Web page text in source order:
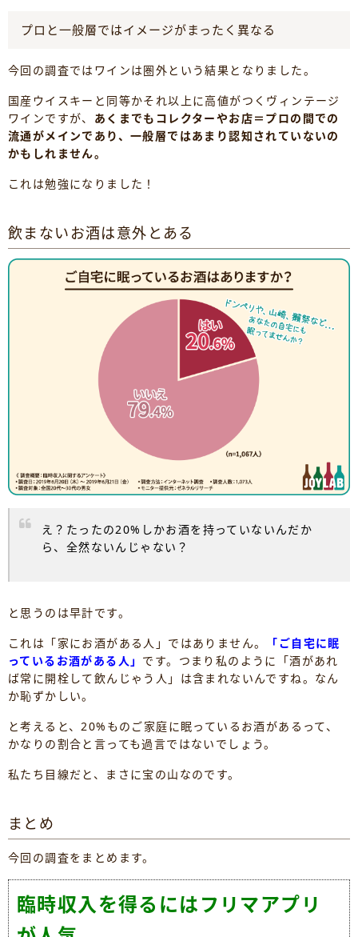
プロと一般層ではイメージがまったく異なる
今回の調査ではワインは圏外という結果となりました。
国産ウイスキーと同等かそれ以上に高値がつくヴィンテージ
ワインですが、 あくまでもコレクターやお店＝プロの間での
流通がメインであり、一般層ではあまり認知されていないの
かもしれません。
これは勉強になりました！
飲まないお酒は意外とある
え？たったの20%しかお酒を持っていないんだか
ら、全然ないんじゃない？
と思うのは早計です。
これは「家にお酒がある人」ではありません。
「ご自宅に眠
っているお酒がある人」 です。つまり私のように「酒があれ
ば常に開栓して飲んじゃう人」は含まれないんですね。なん
か恥ずかしい。
と考えると、20%ものご家庭に眠っているお酒があるって、
かなりの割合と言っても過言ではないでしょう。
私たち目線だと、まさに宝の山なのです。
まとめ
今回の調査をまとめます。
臨時収入を得るにはフリマアプリ